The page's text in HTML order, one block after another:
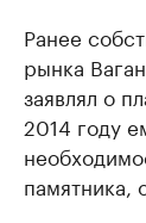
Ранее
рынка
заявлял о
2014 году
памятника,